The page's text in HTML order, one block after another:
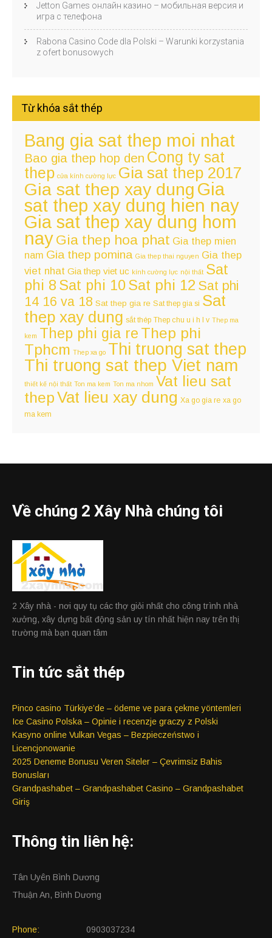
Jetton Games онлайн казино – мобильная версия и
игра с телефона
Rabona Casino Code dla Polski – Warunki korzystania
z ofert bonusowych
Từ khóa sắt thép
Bang gia sat thep moi nhat
Bao gia thep hop den Cong ty sat
thep cửa kính cường lực Gia sat thep 2017
Gia sat thep xay dung Gia
sat thep xay dung hien nay
Gia sat thep xay dung hom
nayGia thep hoa phat Gia thep mien
nam Gia thep pomina Gia thep thai nguyen Gia thep
viet nhat Gia thep viet uc kính cường lực nội thất Sat
phi 8 Sat phi 10Sat phi 12 Sat phi
14 16 va 18 Sat thep gia re Sat thep gia si Sat
thep xay dung sắt thép Thep chu u i h l v Thep ma
kem Thep phi gia re Thep phi
Tphcm Thep xa go Thi truong sat thep
Thi truong sat thep Viet nam
thiết kế nội thất Ton ma kem Ton ma nhom Vat lieu sat
thepVat lieu xay dung Xa go gia re xa go
ma kem
Về chúng 2 Xây Nhà chúng tôi
2 Xây nhà - nơi quy tụ các thợ giỏi nhất cho công trình nhà
xưởng, xây dựng bất động sản uy tín nhất hiện nay trên thị
trường mà bạn quan tâm
Tin tức sắt thép
Pinco casino Türkiye’de – ödeme ve para çekme yöntemleri
Ice Casino Polska – Opinie i recenzje graczy z Polski
Kasyno online Vulkan Vegas – Bezpieczeństwo i
Licencjonowanie
2025 Deneme Bonusu Veren Siteler – Çevrimsiz Bahis
Bonusları
Grandpashabet – Grandpashabet Casino – Grandpashabet
Giriş
Thông tin liên hệ:
Tân Uyên Bình Dương
Thuận An, Bình Dương
Phone: 0903037234